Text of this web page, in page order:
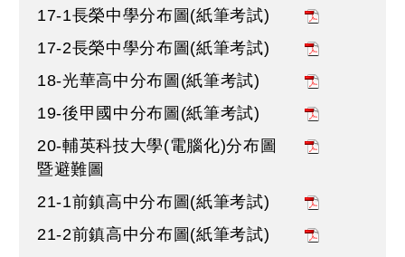
17-1長榮中學分布圖(紙筆考試)
17-2長榮中學分布圖(紙筆考試)
18-光華高中分布圖(紙筆考試)
19-後甲國中分布圖(紙筆考試)
20-輔英科技大學(電腦化)分布圖
暨避難圖
21-1前鎮高中分布圖(紙筆考試)
21-2前鎮高中分布圖(紙筆考試)